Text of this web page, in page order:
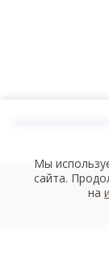
Мы
сайта.
на